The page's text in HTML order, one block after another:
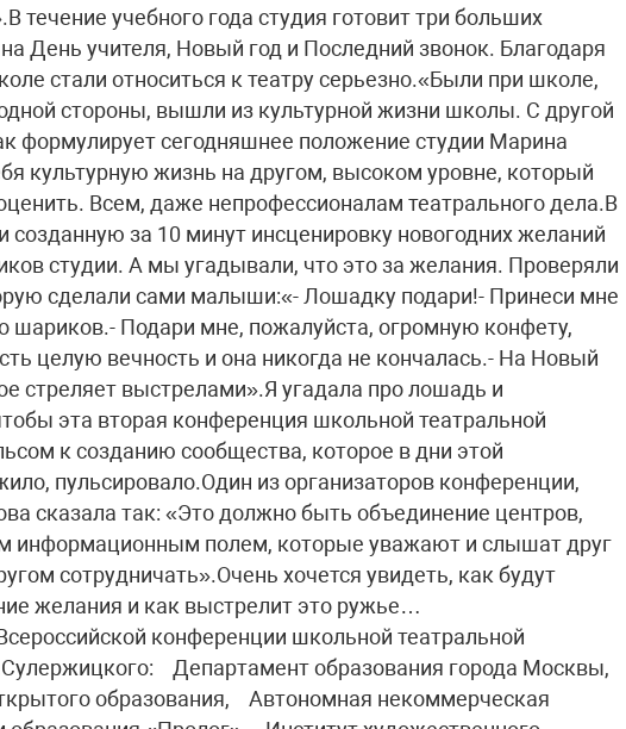
течение учебного года студия готовит три больших
День учителя, Новый год и Последний звонок. Благодаря
стали относиться к театру серьезно.«Были при школе,
стороны, вышли из культурной жизни школы. С другой
формулирует сегодняшнее положение студии Марина
культурную жизнь на другом, высоком уровне, который
Всем, даже непрофессионалам театрального дела.В
созданную за 10 минут инсценировку новогодних желаний
студии. А мы угадывали, что это за желания. Проверяли
сделали сами малыши:«- Лошадку подари!- Принеси мне
шариков.- Подари мне, пожалуйста, огромную конфету,
целую вечность и она никогда не кончалась.- На Новый
стреляет выстрелами».Я угадала про лошадь и
эта вторая конференция школьной театральной
к созданию сообщества, которое в дни этой
пульсировало.Один из организаторов конференции,
сказала так: «Это должно быть объединение центров,
информационным полем, которые уважают и слышат друг
сотрудничать».Очень хочется увидеть, как будут
желания и как выстрелит это ружье…
конференции школьной театральной
Департамент образования города Москвы,
образования, Автономная некоммерческая